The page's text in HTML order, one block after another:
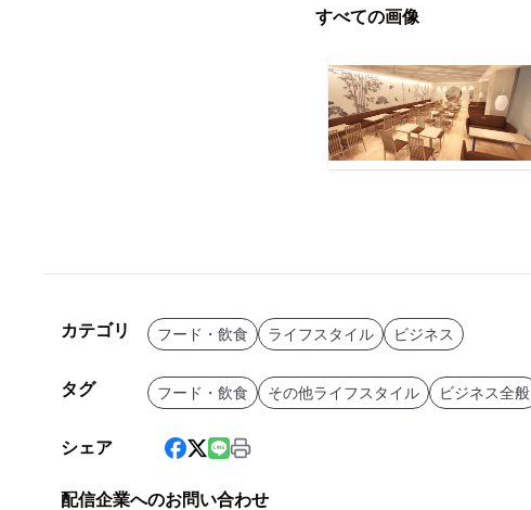
すべての画像
カテゴリ フード・飲食 ライフスタイル ビジネス
タグ フード・飲食 その他ライフスタイル ビジネス全般
シェア
配信企業へのお問い合わせ